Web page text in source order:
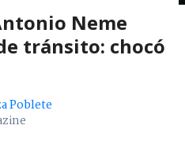
Neme
tránsito: chocó
Poblete